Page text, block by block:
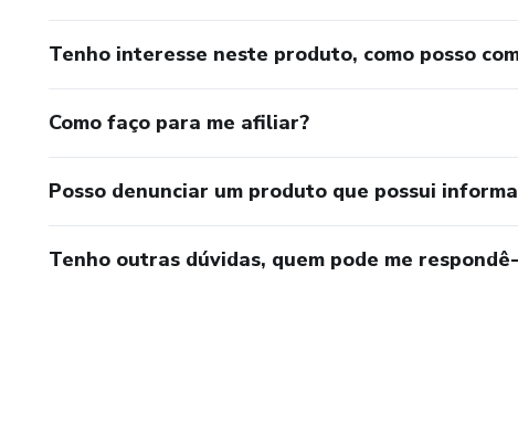
Tenho interesse neste produto, como posso
Como faço para me afiliar?
Posso denunciar um produto que possui
Tenho outras dúvidas, quem pode me